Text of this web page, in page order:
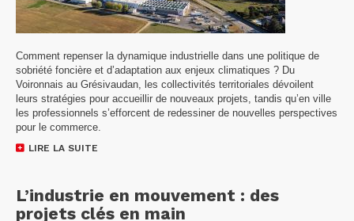
Comment repenser la dynamique industrielle dans une politique de
sobriété foncière et d’adaptation aux enjeux climatiques ? Du
Voironnais au Grésivaudan, les collectivités territoriales dévoilent
leurs stratégies pour accueillir de nouveaux projets, tandis qu’en ville
les professionnels s’efforcent de redessiner de nouvelles perspectives
pour le commerce.
LIRE LA SUITE
L’industrie en mouvement : des
projets clés en main